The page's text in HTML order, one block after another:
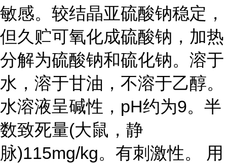
敏感。较结晶亚硫酸钠稳定，
但久贮可氧化成硫酸钠，加热
分解为硫酸钠和硫化钠。溶于
水，溶于甘油，不溶于乙醇。
水溶液呈碱性，pH约为9。半
数致死量(大鼠，静
脉)115mg/kg。有刺激性。 用